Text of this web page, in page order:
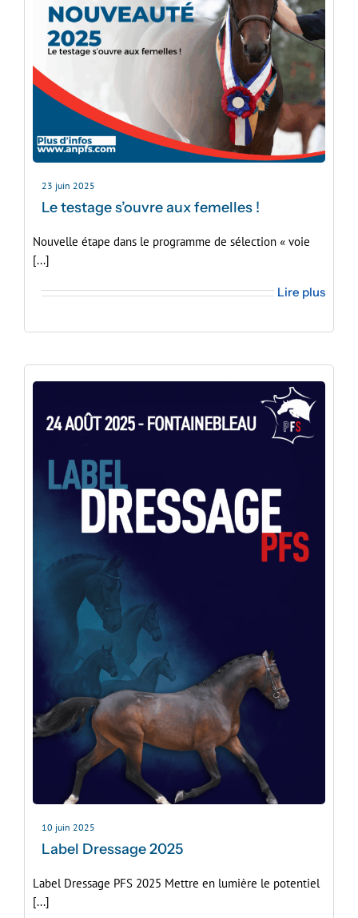
23 juin 2025
Le testage s’ouvre aux femelles !
Nouvelle étape dans le programme de sélection « voie
[...]
Lire plus
10 juin 2025
Label Dressage 2025
Label Dressage PFS 2025 Mettre en lumière le potentiel
[...]